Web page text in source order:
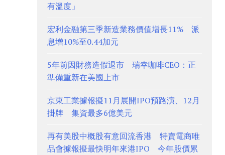
有溫度」
宏利金融第三季新造業務價值增長11% 派
息增10%至0.44加元
5年前因財務造假退市 瑞幸咖啡CEO：正
準備重新在美國上市
京東工業據報擬11月展開IPO預路演、12月
掛牌 集資最多6億美元
再有美股中概股有意回流香港 特賣電商唯
品會據報擬最快明年來港IPO 今年股價累